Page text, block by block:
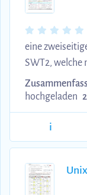
eine
SWT2, welche
durfte.
hochgeladen
i